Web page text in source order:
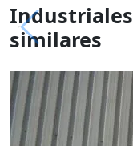
similares